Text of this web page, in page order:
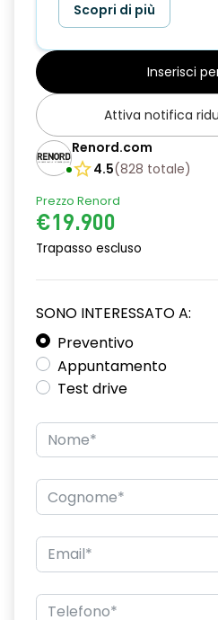
Scopri di più
Inserisci
Attiva notifica
Renord.com
4.5(828 totale)
Prezzo Renord
€19.900
Trapasso escluso
SONO INTERESSATO A:
Preventivo
Appuntamento
Test drive